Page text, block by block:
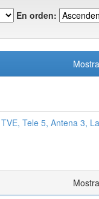
En orden:
Tele 5, Antena 3,